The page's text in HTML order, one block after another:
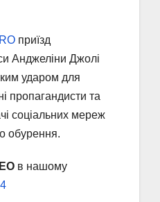
приїзд
Анджеліни Джолі
ударом для
пропагандисти та
соціальних мереж
обурення.
в нашому